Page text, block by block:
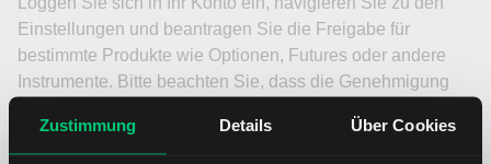
Zustimmung Details Über Cookies
Einstellungen und beantragen Sie die Freigabe für
bestimmte Produkte wie Optionen, Futures oder andere
Instrumente. Bitte beachten Sie, dass die Genehmigung
und Ihrer finanziellen Situation abhängen kann.